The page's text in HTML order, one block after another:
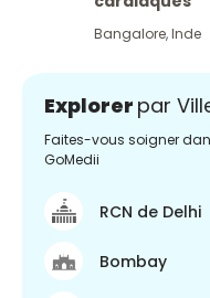
Bangalore,Inde
Explorer par
Faites-vous soigner
GoMedii
RCN de Delhi
Bombay